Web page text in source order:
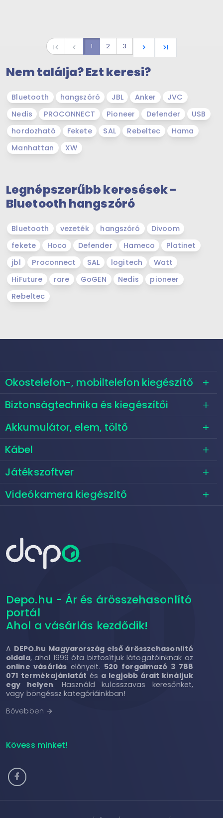
first_page navigate_before 1 2 3 navigate_next last_page
Nem találja? Ezt keresi?
Bluetooth hangszóró JBL Anker
JVC
Nedis
PROCONNECT Pioneer Defender
USB
hordozható
Fekete SAL Rebeltec
Hama
Manhattan
XW
Legnépszerűbb keresések -
Bluetooth hangszóró
Bluetooth vezeték hangszóró
Divoom
fekete
Hoco Defender Hameco
Platinet
jbl
Proconnect SAL logitech
Watt
HiFuture
rare GoGEN Nedis
pioneer
Rebeltec
Okostelefon-, mobiltelefon kiegészítő
Biztonságtechnika és kiegészítői
Akkumulátor, elem, töltő
Kábel
Játékszoftver
Videókamera kiegészítő
Depo.hu - Ár és árösszehasonlító
portál
Ahol a vásárlás kezdődik!
A DEPO.hu Magyarország első árösszehasonlító
oldala, ahol 1999 óta biztosítjuk látogatóinknak az
online vásárlás előnyeit. 520 forgalmazó 3 788
071 termékajánlatát és a legjobb árait kínáljuk
egy helyen. Használd kulcsszavas keresőnket,
vagy böngéssz kategóriáinkban!
Bővebben arrow_forward
Kövess minket!